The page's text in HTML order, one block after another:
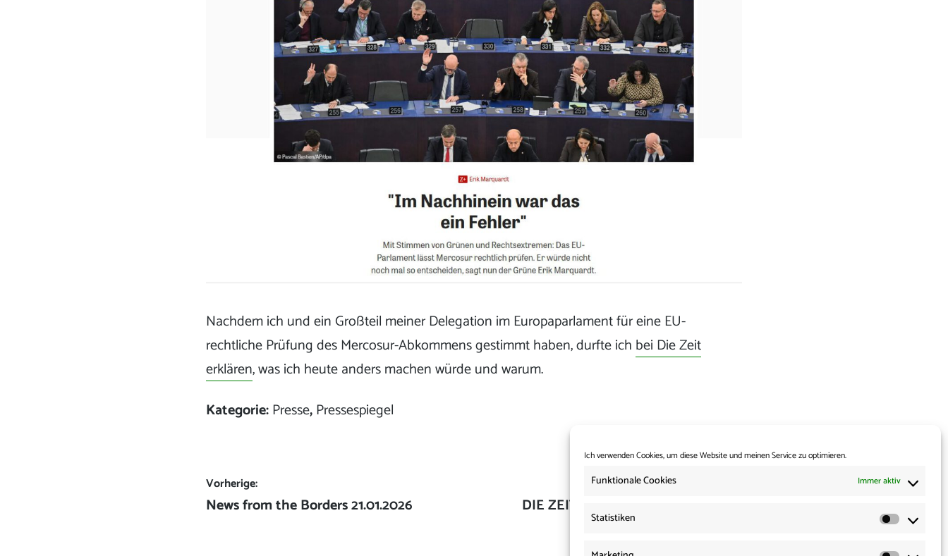
Ich verwenden Cookies, um diese Website und meinen Service zu optimieren.
Funktionale Cookies Immer aktiv
Statistiken
Nachdem ich und ein Großteil meiner Delegation im Europaparlament für eine EU-
rechtliche Prüfung des Mercosur-Abkommens gestimmt haben, durfte ich bei Die Zeit
erklären, was ich heute anders machen würde und warum.
Kategorie:Presse,Pressespiegel
Beitrags-
Navigation
Vorherige:
Vorheriger
News from the Borders 21.01.2026
Nächster
DIE ZEIT: Mercosur-Abstimmung im
Nachhinein ein Fehler